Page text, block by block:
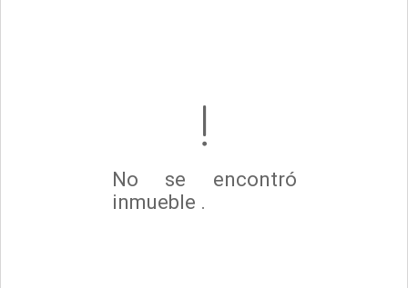
No se encontró
inmueble .